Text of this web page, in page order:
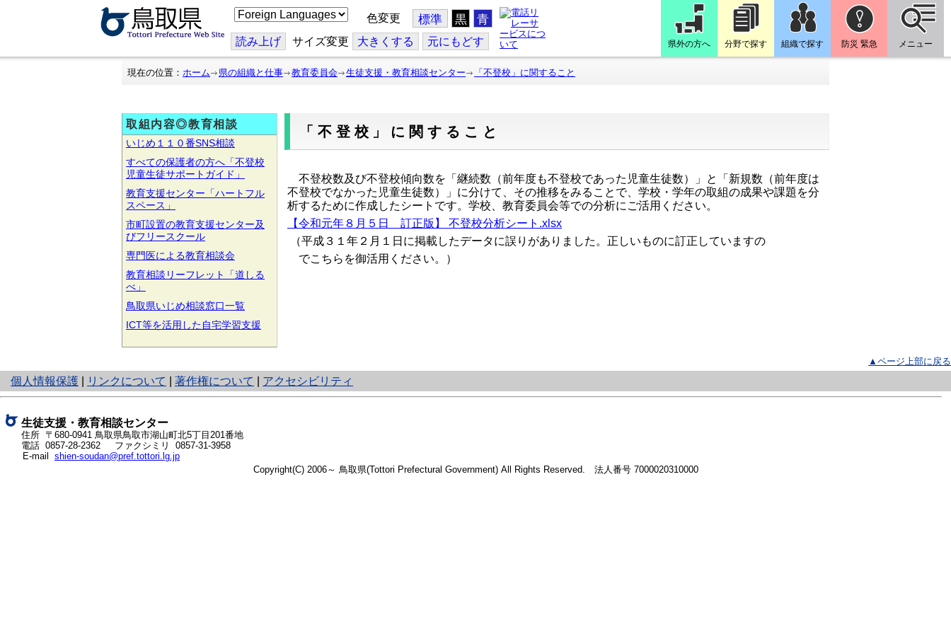
こ
の
ジ
を
翻
色変更 標準 黒 青
読み上げ サイズ変更 大きくする 元にもどす 県外の方へ 分野で探す 組織で探す 防災 緊急 メニュー
現在の位置： ホーム 県の組織と仕事 教育委員会 生徒支援・教育相談センター 「不登校」に関すること
取組内容◎教育相談
いじめ１１０番SNS相談
すべての保護者の方へ「不登校
児童生徒サポートガイド」
教育支援センター「ハートフル
スペース」
市町設置の教育支援センター及
びフリースクール
専門医による教育相談会
教育相談リーフレット「道しる
べ」
鳥取県いじめ相談窓口一覧
ICT等を活用した自宅学習支援
「不登校」に関すること
不登校数及び不登校傾向数を「継続数（前年度も不登校であった児童生徒数）」と「新規数（前年度は
不登校でなかった児童生徒数）」に分けて、その推移をみることで、学校・学年の取組の成果や課題を分
析するために作成したシートです。学校、教育委員会等での分析にご活用ください。
【令和元年８月５日 訂正版】 不登校分析シート.xlsx
（平成３１年２月１日に掲載したデータに誤りがありました。正しいものに訂正していますの
でこちらを御活用ください。）
▲ページ上部に戻る
個人情報保護
と
り
ッ
ト
へ
の
リンクについて 著作権について アクセシビリティ
生徒支援・教育相談センター
住所 〒680-0941 鳥取県鳥取市湖山町北5丁目201番地
電話 0857-28-2362
ファクシミリ 0857-31-3958
E-mail shien-soudan@pref.tottori.lg.jp
Copyright(C) 2006～ 鳥取県(Tottori Prefectural Government) All Rights Reserved. 法人番号 7000020310000